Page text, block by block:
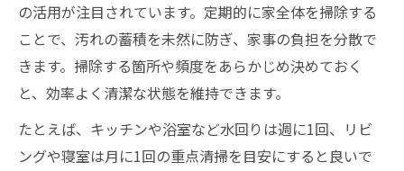
の活用が注目されています。定期的に家全体を掃除する
ことで、汚れの蓄積を未然に防ぎ、家事の負担を分散で
きます。掃除する箇所や頻度をあらかじめ決めておく
と、効率よく清潔な状態を維持できます。
たとえば、キッチンや浴室など水回りは週に1回、リビ
ングや寝室は月に1回の重点清掃を目安にすると良いで